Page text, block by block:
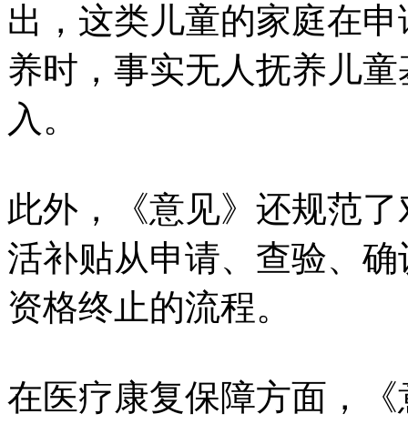
出，这类儿童的家庭在
养时，事实无人抚养儿
入。
此外，《意见》还规范
活补贴从申请、查验、
资格终止的流程。
在医疗康复保障方面，